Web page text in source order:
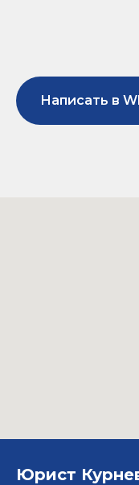
Написать в
Юрист